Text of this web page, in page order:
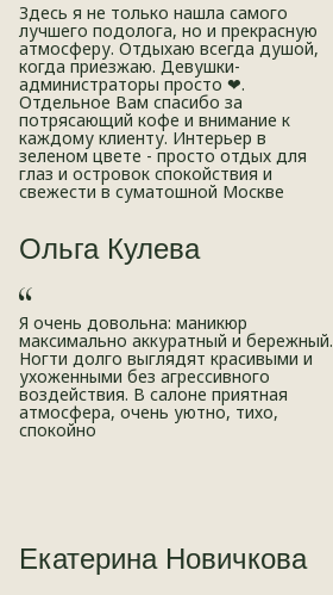
Здесь я не только нашла самого
лучшего подолога, но и прекрасную
атмосферу. Отдыхаю всегда душой,
когда приезжаю. Девушки-
администраторы просто ❤.
Отдельное Вам спасибо за
потрясающий кофе и внимание к
каждому клиенту. Интерьер в
зеленом цвете - просто отдых для
глаз и островок спокойствия и
свежести в суматошной Москве
Ольга Кулева
Я очень довольна: маникюр
максимально аккуратный и бережный.
Ногти долго выглядят красивыми и
ухоженными без агрессивного
воздействия. В салоне приятная
атмосфера, очень уютно, тихо,
спокойно
Екатерина Новичкова